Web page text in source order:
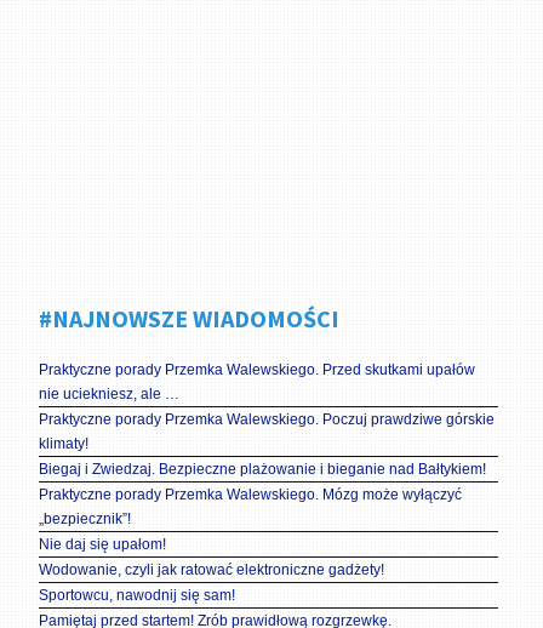
#NAJNOWSZE WIADOMOŚCI
Praktyczne porady Przemka Walewskiego. Przed skutkami upałów
nie uciekniesz, ale …
Praktyczne porady Przemka Walewskiego. Poczuj prawdziwe górskie
klimaty!
Biegaj i Zwiedzaj. Bezpieczne plażowanie i bieganie nad Bałtykiem!
Praktyczne porady Przemka Walewskiego. Mózg może wyłączyć
„bezpiecznik”!
Nie daj się upałom!
Wodowanie, czyli jak ratować elektroniczne gadżety!
Sportowcu, nawodnij się sam!
Pamiętaj przed startem! Zrób prawidłową rozgrzewkę.